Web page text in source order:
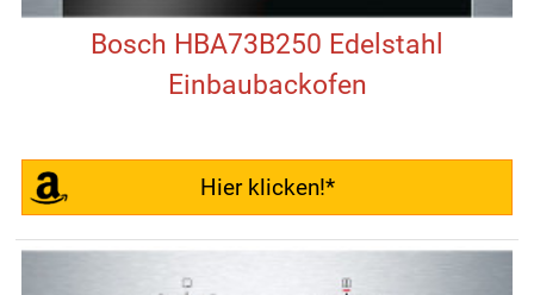
Bosch HBA73B250 Edelstahl
Einbaubackofen
Hier klicken!*